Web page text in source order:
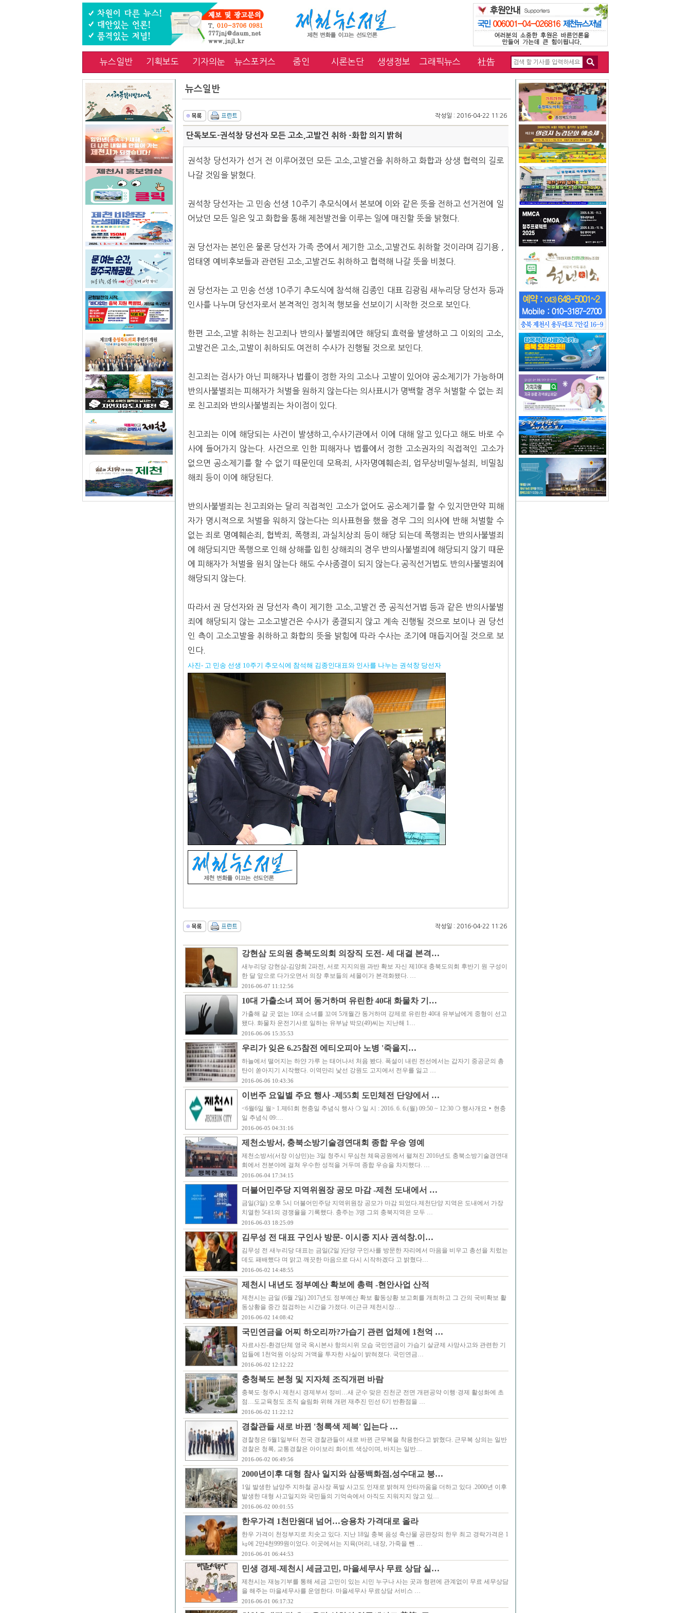
뉴스일반 기획보도 기자의눈 뉴스포커스 줌인 시론논단 생생정보 그래픽뉴스 社告
뉴스일반
작성일 : 2016-04-22 11:26
단독보도-권석창 당선자 모든 고소,고발건 취하 -화합 의지 밝혀
권석창 당선자가 선거 전 이루어졌던 모든 고소,고발건을 취하하고 화합과 상생 협력의 길로
나갈 것임을 밝혔다.
권석창 당선자는 고 민송 선생 10주기 추모식에서 본보에 이와 같은 뜻을 전하고 선거전에 일
어났던 모든 일은 잊고 화합을 통해 제천발전을 이루는 일에 매진할 뜻을 밝혔다.
권 당선자는 본인은 물론 당선자 가족 중에서 제기한 고소,고발건도 취하할 것이라며 김기용 ,
엄태영 예비후보들과 관련된 고소,고발건도 취하하고 협력해 나갈 뜻을 비쳤다.
권 당선자는 고 민송 선생 10주기 추도식에 참석해 김종인 대표 김광림 새누리당 당선자 등과
인사를 나누며 당선자로서 본격적인 정치적 행보을 선보이기 시작한 것으로 보인다.
한편 고소,고발 취하는 친고죄나 반의사 불벌죄에만 해당되 효력을 발생하고 그 이외의 고소,
고발건은 고소,고발이 취하되도 여전히 수사가 진행될 것으로 보인다.
친고죄는 검사가 아닌 피해자나 법률이 정한 자의 고소나 고발이 있어야 공소제기가 가능하며
반의사불벌죄는 피해자가 처벌을 원하지 않는다는 의사표시가 명백할 경우 처벌할 수 없는 죄
로 친고죄와 반의사불벌죄는 차이점이 있다.
친고죄는 이에 해당되는 사건이 발생하고,수사기관에서 이에 대해 알고 있다고 해도 바로 수
사에 들어가지 않는다. 사건으로 인한 피해자나 법률에서 정한 고소권자의 직접적인 고소가
없으면 공소제기를 할 수 없기 때문인데 모욕죄, 사자명예훼손죄, 업무상비밀누설죄, 비밀침
해죄 등이 이에 해당된다.
반의사불벌죄는 친고죄와는 달리 직접적인 고소가 없어도 공소제기를 할 수 있지만만약 피해
자가 명시적으로 처벌을 워하지 않는다는 의사표현을 했을 경우 그의 의사에 반해 처벌할 수
없는 죄로 명예훼손죄, 협박죄, 폭행죄, 과실치상죄 등이 해당 되는데 폭행죄는 반의사불벌죄
에 해당되지만 폭행으로 인해 상해를 입힌 상해죄의 경우 반의사불벌죄에 해당되지 않기 때문
에 피해자가 처벌을 원치 않는다 해도 수사종결이 되지 않는다.공직선거법도 반의사불벌죄에
해당되지 않는다.
따라서 권 당선자와 권 당선자 측이 제기한 고소,고발건 중 공직선거법 등과 같은 반의사불벌
죄에 해당되지 않는 고소고발건은 수사가 종결되지 않고 계속 진행될 것으로 보이나 권 당선
인 측이 고소고발을 취하하고 화합의 뜻을 밝힘에 따라 수사는 조기에 매듭지어질 것으로 보
인다.
사진- 고 민송 선생 10주기 추모식에 참석해 김종인대표와 인사를 나누는 권석창 당선자
작성일 : 2016-04-22 11:26
강현삼 도의원 충북도의회 의장직 도전- 세 대결 본격…
새누리당 강현삼-김양희 2파전, 서로 지지의원 과반 확보 자신 제10대 충북도의회 후반기 원 구성이
한 달 앞으로 다가오면서 의장 후보들의 세몰이가 본격화됐다. …
2016-06-07 11:12:56
10대 가출소녀 꾀어 동거하며 유린한 40대 화물차 기…
가출해 갈 곳 없는 10대 소녀를 꼬여 5개월간 동거하며 강제로 유린한 40대 유부남에게 중형이 선고
됐다. 화물차 운전기사로 일하는 유부남 박모(49)씨는 지난해 1…
2016-06-06 15:35:53
우리가 잊은 6.25참전 에티오피아 노병 '죽을지…
하늘에서 떨어지는 하얀 가루 는 태어나서 처음 봤다. 폭설이 내린 전선에서는 갑자기 중공군의 총
탄이 쏟아지기 시작했다. 이역만리 낯선 강원도 고지에서 전우를 잃고 …
2016-06-06 10:43:36
이번주 요일별 주요 행사 -제55회 도민체전 단양에서 …
<6월6일 월> 1.제61회 현충일 추념식 행사 ❍ 일 시 : 2016. 6. 6.(월) 09:50 ~ 12:30 ❍ 행사개요 ‣ 현충
일 추념식 09:…
2016-06-05 04:31:16
제천소방서, 충북소방기술경연대회 종합 우승 영예
제천소방서(서장 이상민)는 3일 청주시 무심천 체육공원에서 펼쳐진 2016년도 충북소방기술경연대
회에서 전분야에 걸쳐 우수한 성적을 거두며 종합 우승을 차지했다. …
2016-06-04 17:34:15
더불어민주당 지역위원장 공모 마감 -제천 도내에서 …
금일(3일) 오후 5시 더불어민주당 지역위원장 공모가 마감 되었다.제천단양 지역은 도내에서 가장
치열한 5대1의 경쟁율을 기록했다. 충주는 3명 그외 충북지역은 모두 …
2016-06-03 18:25:09
김무성 전 대표 구인사 방문- 이시종 지사 권석창.이…
김무성 전 새누리당 대표는 금일(2일 )단양 구인사를 방문한 자리에서 마음을 비우고 총선을 치렀는
데도 패배했다 며 맑고 깨끗한 마음으로 다시 시작하겠다 고 밝혔다…
2016-06-02 14:48:55
제천시 내년도 정부예산 확보에 총력 -현안사업 산적
제천시는 금일 (6월 2일) 2017년도 정부예산 확보 활동상황 보고회를 개최하고 그 간의 국비확보 활
동상황을 중간 점검하는 시간을 가졌다. 이근규 제천시장…
2016-06-02 14:08:42
국민연금을 어찌 하오리까?가습기 관련 업체에 1천억 …
자료사진-환경단체 영국 옥시본사 항의시위 모습 국민연금이 가습기 살균제 사망사고와 관련한 기
업들에 1천억원 이상의 거액을 투자한 사실이 밝혀졌다. 국민연금…
2016-06-02 12:12:22
충청북도 본청 및 지자체 조직개편 바람
충북도·청주시·제천시 경제부서 정비…새 군수 맞은 진천군 전면 개편공약 이행·경제 활성화에 초
점…도교육청도 조직 슬림화 위해 개편 재추진 민선 6기 반환점을 …
2016-06-02 11:22:12
경찰관들 새로 바뀐 '청록색 제복' 입는다 …
경찰청은 6월1일부터 전국 경찰관들이 새로 바뀐 근무복을 착용한다고 밝혔다. 근무복 상의는 일반
경찰은 청록, 교통경찰은 아이보리 화이트 색상이며, 바지는 일반…
2016-06-02 06:49:56
2000년이후 대형 참사 일지와 삼풍백화점,성수대교 붕…
1일 발생한 남양주 지하철 공사장 폭발 사고도 인재로 밝혀져 안타까움을 더하고 있다 .2000년 이후
발생한 대형 사고일지와 국민들의 기억속에서 아직도 지워지지 않고 있…
2016-06-02 00:01:55
한우가격 1천만원대 넘어…승용차 가격대로 올라
한우 가격이 천정부지로 치솟고 있다. 지난 18일 충북 음성 축산물 공판장의 한우 최고 경락가격은 1
㎏에 2만4천999원이었다. 이곳에서는 지육(머리, 내장, 가죽을 뺀 …
2016-06-01 06:44:53
민생 경제-제천시 세금고민, 마을세무사 무료 상담 실…
제천시는 재능기부를 통해 세금 고민이 있는 시민 누구나 사는 곳과 형편에 관계없이 무료 세무상담
을 해주는 마을세무사를 운영한다. 마을세무사 무료상담 서비스 …
2016-06-01 06:17:32